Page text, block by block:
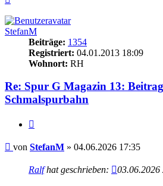
StefanM
Beiträge: 1354
Registriert: 04.01.2013 18:09
Wohnort: RH
Re: Spur G Magazin 13:
Schmalspurbahn
Beitrag
von StefanM » 04.06.2026 17:35
Ralfhat geschrieben: 03.06.2026